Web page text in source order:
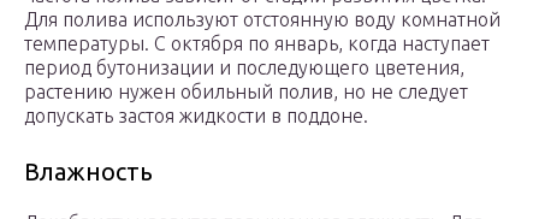
Для полива используют отстоянную воду комнатной
температуры. С октября по январь, когда наступает
период бутонизации и последующего цветения,
растению нужен обильный полив, но не следует
допускать застоя жидкости в поддоне.
Влажность